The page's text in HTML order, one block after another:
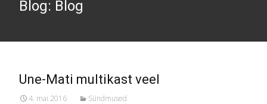
Blog: Blog
Une-Mati multikast veel
4. mai 2016 Sündmused